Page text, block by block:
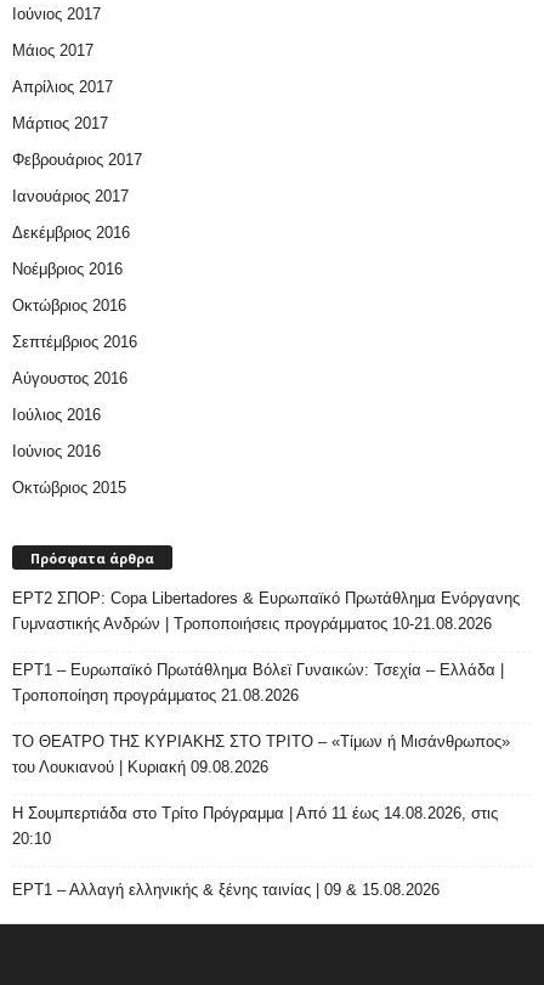
Ιούνιος 2017
Μάιος 2017
Απρίλιος 2017
Μάρτιος 2017
Φεβρουάριος 2017
Ιανουάριος 2017
Δεκέμβριος 2016
Νοέμβριος 2016
Οκτώβριος 2016
Σεπτέμβριος 2016
Αύγουστος 2016
Ιούλιος 2016
Ιούνιος 2016
Οκτώβριος 2015
Πρόσφατα άρθρα
ΕΡΤ2 ΣΠΟΡ: Copa Libertadores & Ευρωπαϊκό Πρωτάθλημα Ενόργανης
Γυμναστικής Ανδρών | Τροποποιήσεις προγράμματος 10-21.08.2026
ΕΡΤ1 – Ευρωπαϊκό Πρωτάθλημα Βόλεϊ Γυναικών: Τσεχία – Ελλάδα |
Τροποποίηση προγράμματος 21.08.2026
ΤΟ ΘΕΑΤΡΟ ΤΗΣ ΚΥΡΙΑΚΗΣ ΣΤΟ ΤΡΙΤΟ – «Τίμων ή Μισάνθρωπος»
του Λουκιανού | Κυριακή 09.08.2026
H Σουμπερτιάδα στο Τρίτο Πρόγραμμα | Από 11 έως 14.08.2026, στις
20:10
ΕΡΤ1 – Αλλαγή ελληνικής & ξένης ταινίας | 09 & 15.08.2026